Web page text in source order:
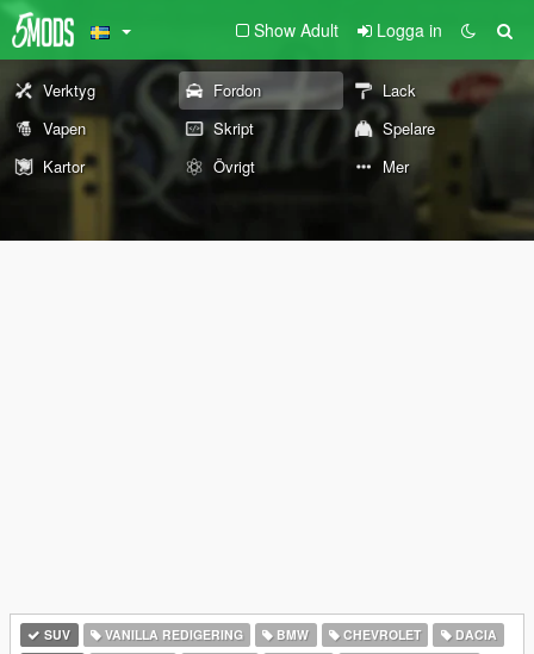
Show Adult Logga in
Verktyg Fordon
Lack
Vapen
Skript
Spelare
Kartor
Övrigt Mer
SUV VANILLA REDIGERING BMW CHEVROLET
DACIA